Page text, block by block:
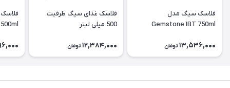
فلاسک سیگ مدل
Gemstone IBT 750ml
13,536,000 تومان
فلاسک غذای سیگ ظرفیت
500 میلی لیتر
12,384,000 تومان